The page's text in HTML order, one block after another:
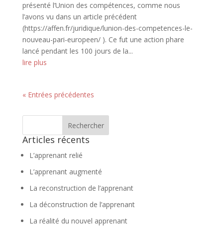
présenté l’Union des compétences, comme nous
l’avons vu dans un article précédent
(https://affen.fr/juridique/lunion-des-competences-le-
nouveau-pari-europeen/ ). Ce fut une action phare
lancé pendant les 100 jours de la...
lire plus
« Entrées précédentes
Articles récents
L’apprenant relié
L’apprenant augmenté
La reconstruction de l’apprenant
La déconstruction de l’apprenant
La réalité du nouvel apprenant